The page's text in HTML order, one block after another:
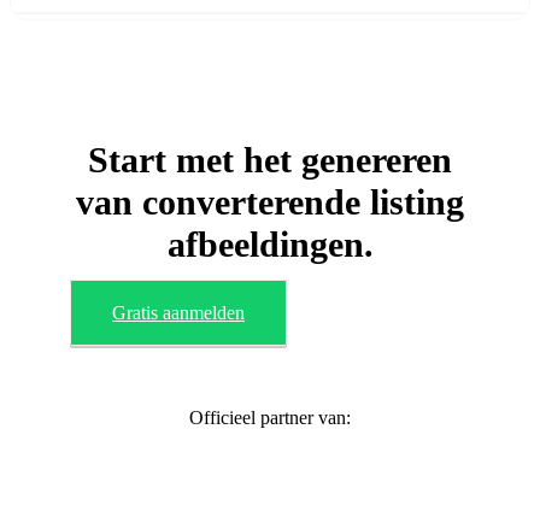
Start met het genereren
van converterende listing
afbeeldingen.
Gratis aanmelden
Officieel partner van: